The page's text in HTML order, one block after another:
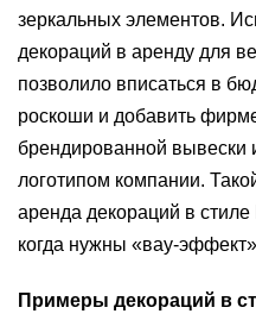
зеркальных элементов.
декораций в аренду для
позволило вписаться в
роскоши и добавить
брендированной вывески
логотипом компании.
аренда декораций в стиле
когда нужны
Примеры декораций в